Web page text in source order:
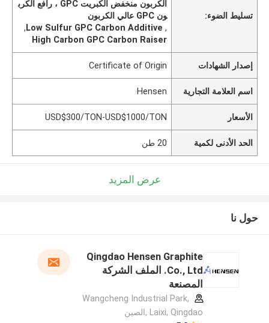
تسليط الضوء:
الكربون منخفض الكبريت GPC ، رافع الكرب
ون GPC عالي الكربون
,
Low Sulfur GPC Carbon Additive
,
High Carbon GPC Carbon Raiser
إصدار الشهادات Certificate of Origin
اسم العلامة التجارية Hensen
الأسعار USD$300/TON-USD$1000/TON
الحد الأدنى لكمية 20 طن
عرض المزيد
حول نا
Qingdao Hensen Graphite
Co., Ltd. الملف الشركة
المصنعة
Wangcheng Industrial Park,
Laixi, Qingdao ,الصين